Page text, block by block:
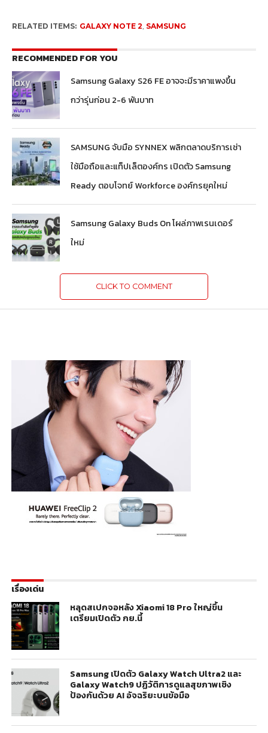
RELATED ITEMS: GALAXY NOTE 2, SAMSUNG
RECOMMENDED FOR YOU
Samsung Galaxy S26 FE อาจจะมีราคาแพงขึ้น
กว่ารุ่นก่อน 2-6 พันบาท
SAMSUNG จับมือ SYNNEX พลิกตลาดบริการเช่า
ใช้มือถือและแท็ปเล็ตองค์กร เปิดตัว Samsung
Ready ตอบโจทย์ Workforce องค์กรยุคใหม่
Samsung Galaxy Buds On โผล่ภาพเรนเดอร์
ใหม่
CLICK TO COMMENT
เรื่องเด่น
หลุดสเปกจอหลัง Xiaomi 18 Pro ใหญ่ขึ้น
เตรียมเปิดตัว กย.นี้
Samsung เปิดตัว Galaxy Watch Ultra2 และ
Galaxy Watch9 ปฏิวัติการดูแลสุขภาพเชิง
ป้องกันด้วย AI อัจฉริยะบนข้อมือ